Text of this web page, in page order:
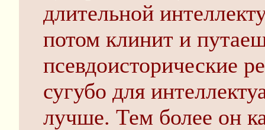
длительной
потом клинит и
псевдоисторические
сугубо для
лучше. Тем более он